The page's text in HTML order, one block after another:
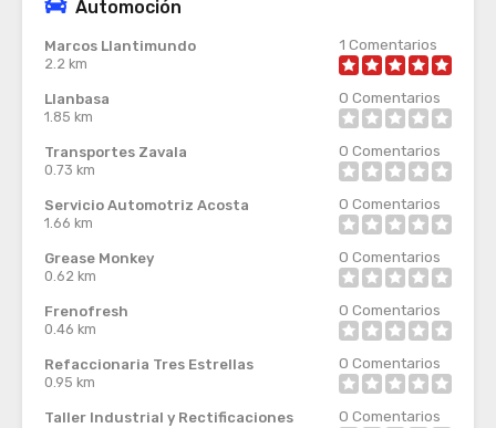
Automoción
Marcos Llantimundo
2.2 km
1 Comentarios
Llanbasa
1.85 km
0 Comentarios
Transportes Zavala
0.73 km
0 Comentarios
Servicio Automotriz Acosta
1.66 km
0 Comentarios
Grease Monkey
0.62 km
0 Comentarios
Frenofresh
0.46 km
0 Comentarios
Refaccionaria Tres Estrellas
0.95 km
0 Comentarios
Taller Industrial y Rectificaciones
0 Comentarios